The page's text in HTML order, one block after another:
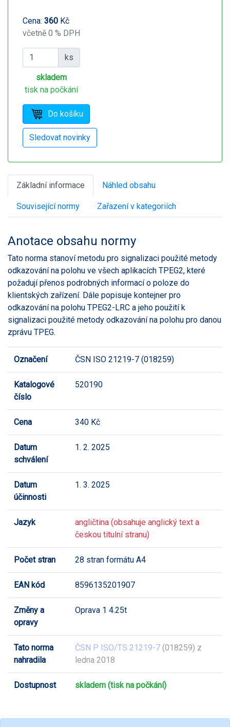
Cena: 360 Kč
včetně 0 % DPH
ks
skladem
tisk na počkání
Základní informace Náhled obsahu
Související normy Zařazení v kategoriích
Anotace obsahu normy
Tato norma stanoví metodu pro signalizaci použité metody
odkazování na polohu ve všech aplikacích TPEG2, které
požadují přenos podrobných informací o poloze do
klientských zařízení. Dále popisuje kontejner pro
odkazování na polohu TPEG2-LRC a jeho použití k
signalizaci použité metody odkazování na polohu pro danou
zprávu TPEG.
Označení ČSN ISO 21219-7 (018259)
Katalogové
číslo
520190
Cena 340 Kč
Datum
schválení
1. 2. 2025
Datum
účinnosti
1. 3. 2025
Jazyk
angličtina (obsahuje anglický text a
českou titulní stranu)
Počet stran 28 stran formátu A4
EAN kód 8596135201907
Změny a
opravy
Oprava 1 4.25t
Tato norma
nahradila
ČSN P ISO/TS 21219-7 (018259) z
ledna 2018
Dostupnost skladem (tisk na počkání)